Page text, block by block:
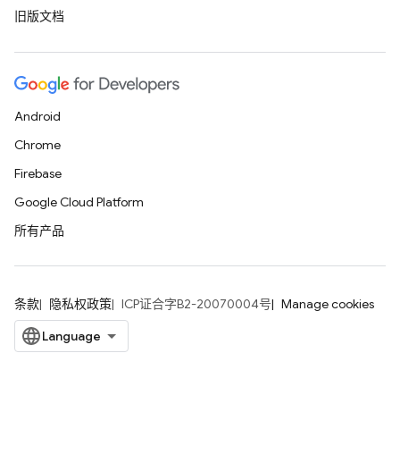
旧版文档
Android
Chrome
Firebase
Google Cloud Platform
所有产品
条款 隐私权政策 ICP证合字B2-20070004号 Manage cookies